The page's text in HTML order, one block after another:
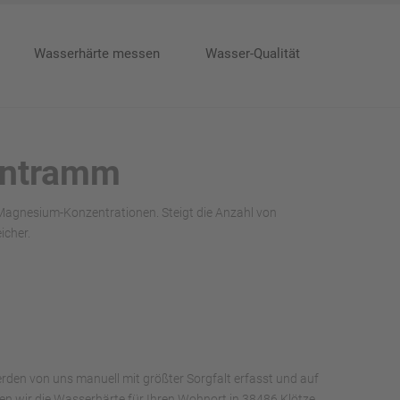
Wasserhärte messen Wasser-Qualität
Konzentrationen. Steigt die Anzahl von
von uns manuell mit größter Sorgfalt erfasst und auf